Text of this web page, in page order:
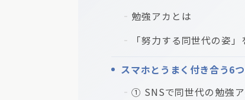
勉強アカとは
「努力する同世代の姿」
スマホとうまく付き合う6
① SNSで同世代の勉強